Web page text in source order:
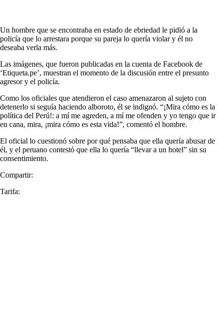
Un hombre que se encontraba en estado de ebriedad le pidió a la
policía que lo arrestara porque su pareja lo quería violar y él no
deseaba verla más.
Las imágenes, que fueron publicadas en la cuenta de Facebook de
‘Etiqueta.pe’, muestran el momento de la discusión entre el presunto
agresor y el policía.
Como los oficiales que atendieron el caso amenazaron al sujeto con
detenerlo si seguía haciendo alboroto, él se indignó. “¡Mira cómo es la
política del Perú!: a mí me agreden, a mí me ofenden y yo tengo que ir
en cana, mira, ¡mira cómo es esta vida!”, comentó el hombre.
El oficial lo cuestionó sobre por qué pensaba que ella quería abusar de
él, y el peruano contestó que ella lo quería “llevar a un hotel” sin su
consentimiento.
Compartir:
Tarifa: